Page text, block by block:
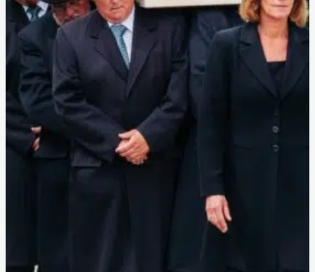
afhandelen van administratieve zaken makkelijker.
Belangrijke informatie
Kosten uitvaart
Begraven
Cremeren